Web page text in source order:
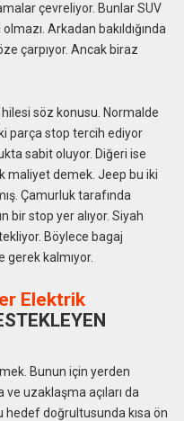
çevreliyor. Bunlar SUV
Arkadan bakıldığında
çarpıyor. Ancak biraz
söz konusu. Normalde
parça stop tercih ediyor
sabit oluyor. Diğeri ise
maliyet demek. Jeep bu iki
Çamurluk tarafında
bir stop yer alıyor. Siyah
Böylece bagaj
gerek kalmıyor.
Bunun için yerden
uzaklaşma açıları da
doğrultusunda kısa ön